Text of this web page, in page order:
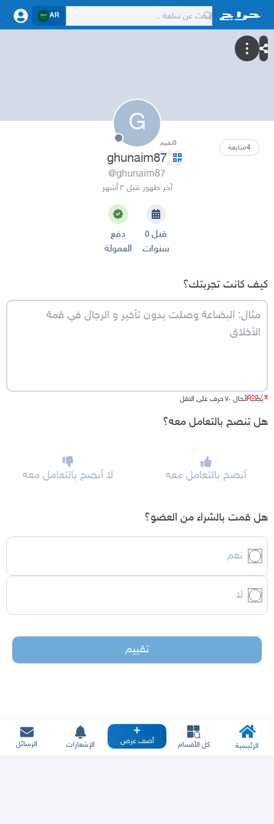
AR
G
4متابعة 0تقييم
ghunaim87
@ghunaim87
آخر ظهور قبل ٣ أشهر
قبل ٥
سنوات
دفع
العمولة
كيف كانت تجربتك؟
*يجب ادخال ٧٠ حرف على الاقل0
/ 1000
هل تنصح بالتعامل معه؟
أنصح بالتعامل معه لا أنصح بالتعامل معه
هل قمت بالشراء من العضو؟
نعم
لا
تقييم
الرئيسية كل الأقسام أضف عرض الإشعارات الرسائل